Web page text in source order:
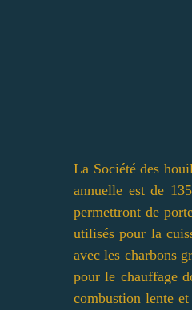
La Société des
annuelle est de
permettront de
utilisés pour la
avec les charbons
pour le chauffage
combustion lente